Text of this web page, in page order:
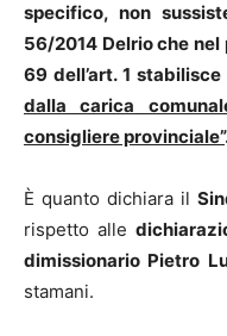
specifico, non
56/2014 Delrio che
69 dell’art. 1
dalla carica
consigliere provinciale”
È quanto dichiara il
rispetto alle
dimissionario Pietro
stamani.